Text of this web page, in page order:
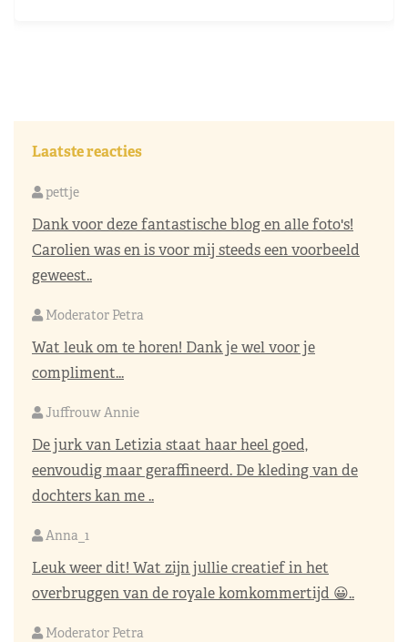
Laatste reacties
pettje
Dank voor deze fantastische blog en alle foto's!
Carolien was en is voor mij steeds een voorbeeld
geweest..
Moderator Petra
Wat leuk om te horen! Dank je wel voor je
compliment...
Juffrouw Annie
De jurk van Letizia staat haar heel goed,
eenvoudig maar geraffineerd. De kleding van de
dochters kan me ..
Anna_1
Leuk weer dit! Wat zijn jullie creatief in het
overbruggen van de royale komkommertijd 😀..
Moderator Petra